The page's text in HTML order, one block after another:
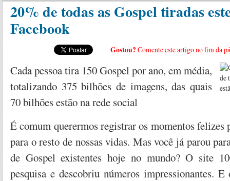
20% de todas as Gospel tiradas
Facebook
Gostou? Comente este artigo no fim da
Cada pessoa tira 150 Gospel por ano, em média,
totalizando 375 bilhões de imagens, das quais
70 bilhões estão na rede social
É comum querermos registrar os momentos felizes
para o resto de nossas vidas. Mas você já parou
de Gospel existentes hoje no mundo? O site
pesquisa e descobriu números impressionantes.